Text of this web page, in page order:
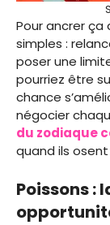
Pour ancrer ça
simples :
poser une
pourriez être
chance
négocier
du zodiaque
quand ils
Poissons :